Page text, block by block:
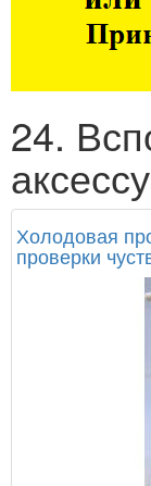
24.
Холодовая
проверки